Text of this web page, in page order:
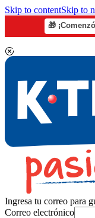
Skip to contentSkip to
🎁
Ingresa tu correo para
Correo electrónico